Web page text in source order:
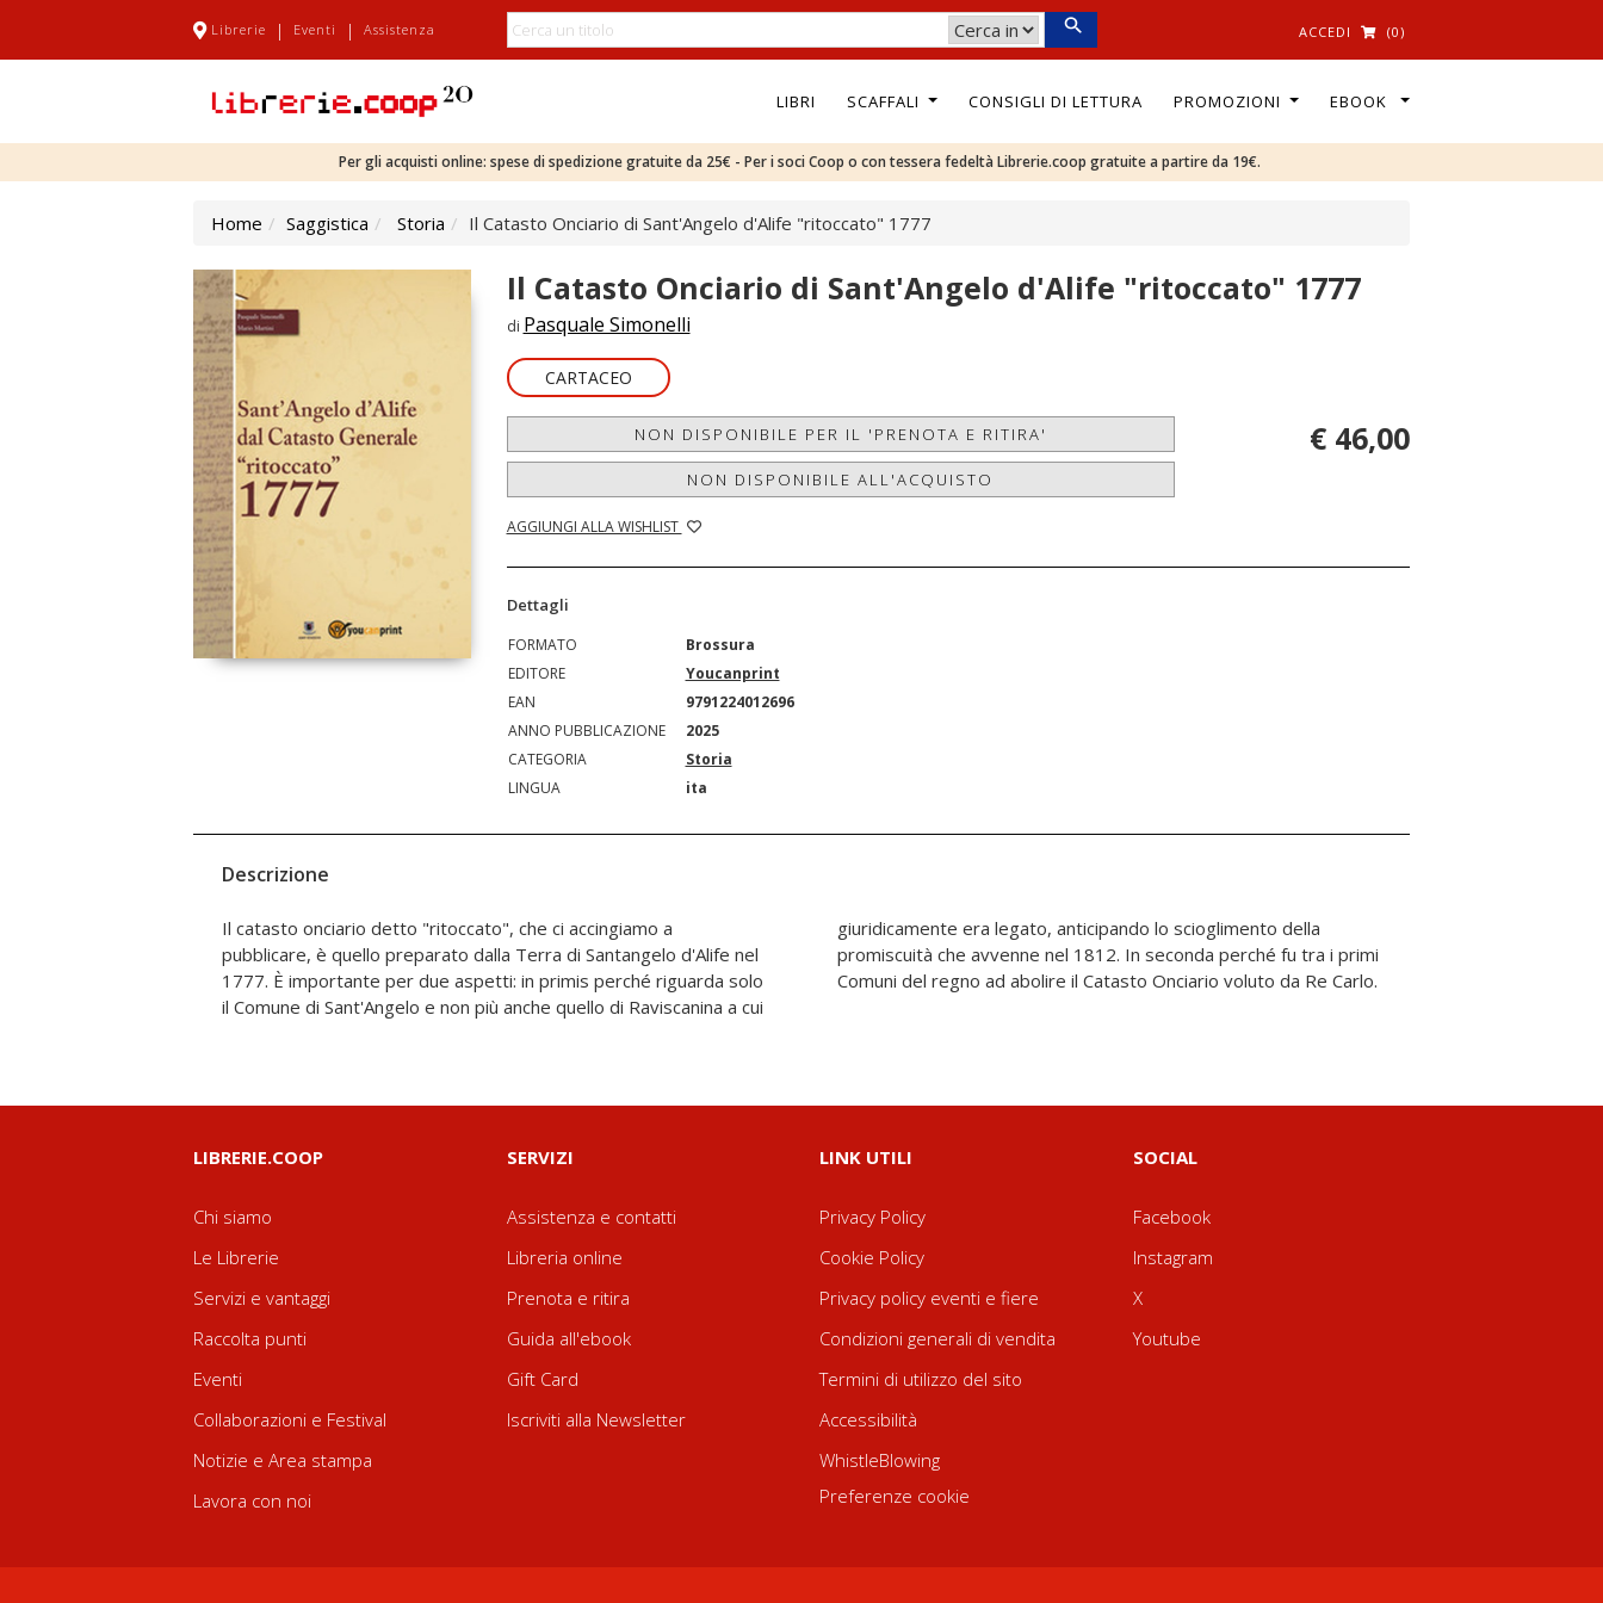
Librerie | Eventi | Assistenza ACCEDI (0)
LIBRI SCAFFALI CONSIGLI DI LETTURA PROMOZIONI EBOOK
Per gli acquisti online: spese di spedizione gratuite da 25€ - Per i soci Coop o con tessera fedeltà Librerie.coop gratuite a partire da 19€.
Home Saggistica Storia Il Catasto Onciario di Sant'Angelo d'Alife "ritoccato" 1777
Il Catasto Onciario di Sant'Angelo d'Alife "ritoccato" 1777
di Pasquale Simonelli
CARTACEO
NON DISPONIBILE PER IL 'PRENOTA E RITIRA'
NON DISPONIBILE ALL'ACQUISTO
AGGIUNGI ALLA WISHLIST
€ 46,00
Dettagli
FORMATO
Brossura
EDITORE
Youcanprint
EAN
9791224012696
ANNO PUBBLICAZIONE
2025
CATEGORIA
Storia
LINGUA
ita
Descrizione
Il catasto onciario detto "ritoccato", che ci accingiamo a
pubblicare, è quello preparato dalla Terra di Santangelo d'Alife nel
1777. È importante per due aspetti: in primis perché riguarda solo
il Comune di Sant'Angelo e non più anche quello di Raviscanina a cui
giuridicamente era legato, anticipando lo scioglimento della
promiscuità che avvenne nel 1812. In seconda perché fu tra i primi
Comuni del regno ad abolire il Catasto Onciario voluto da Re Carlo.
LIBRERIE.COOP
Chi siamo
Le Librerie
Servizi e vantaggi
Raccolta punti
Eventi
Collaborazioni e Festival
Notizie e Area stampa
Lavora con noi
SERVIZI
Assistenza e contatti
Libreria online
Prenota e ritira
Guida all'ebook
Gift Card
Iscriviti alla Newsletter
LINK UTILI
Privacy Policy
Cookie Policy
Privacy policy eventi e fiere
Condizioni generali di vendita
Termini di utilizzo del sito
Accessibilità
WhistleBlowing
Preferenze cookie
SOCIAL
Facebook
Instagram
X
Youtube